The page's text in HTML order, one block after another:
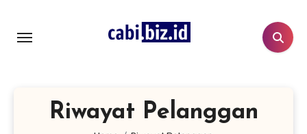
konten
Riwayat Pelanggan